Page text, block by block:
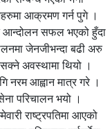
आक्रमण गर्न पुगे ।
आन्दोलन सफल भएको हुँदा
जेनजीभन्दा बढी अरु
अवस्थामा थियो ।
नरम आह्वान मात्र गरे ।
परिचालन भयो ।
राष्ट्रपतिमा आएको